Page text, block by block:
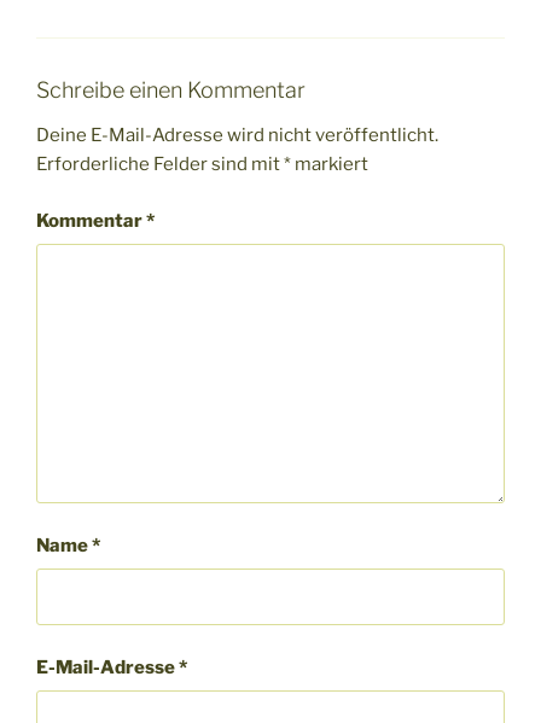
Schreibe einen Kommentar
Deine E-Mail-Adresse wird nicht veröffentlicht.
Erforderliche Felder sind mit* markiert
Kommentar*
Name*
E-Mail-Adresse*